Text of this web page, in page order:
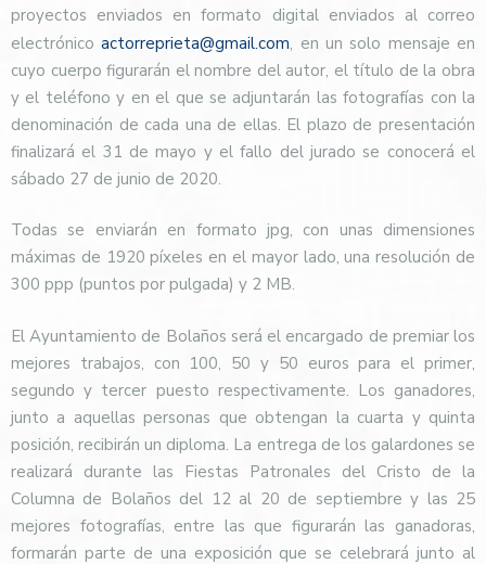
proyectos enviados en formato digital enviados al correo
electrónicoactorreprieta@gmail.com, en un solo mensaje en
cuyo cuerpo figurarán el nombre del autor, el título de la obra
y el teléfono y en el que se adjuntarán las fotografías con la
denominación de cada una de ellas. El plazo de presentación
finalizará el 31 de mayo y el fallo del jurado se conocerá el
sábado 27 de junio de 2020.
Todas se enviarán en formato jpg, con unas dimensiones
máximas de 1920 píxeles en el mayor lado, una resolución de
300 ppp (puntos por pulgada) y 2 MB.
El Ayuntamiento de Bolaños será el encargado de premiar los
mejores trabajos, con 100, 50 y 50 euros para el primer,
segundo y tercer puesto respectivamente. Los ganadores,
junto a aquellas personas que obtengan la cuarta y quinta
posición, recibirán un diploma. La entrega de los galardones se
realizará durante las Fiestas Patronales del Cristo de la
Columna de Bolaños del 12 al 20 de septiembre y las 25
mejores fotografías, entre las que figurarán las ganadoras,
formarán parte de una exposición que se celebrará junto al